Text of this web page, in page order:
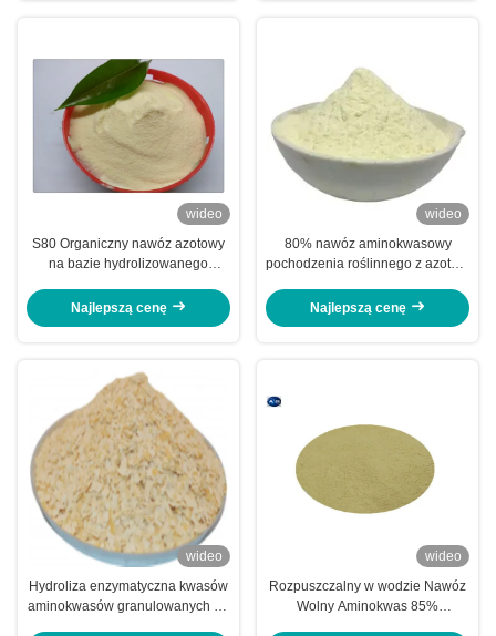
wideo
S80 Organiczny nawóz azotowy
na bazie hydrolizowanego
Najlepszą cenę
wideo
80% nawóz aminokwasowy
pochodzenia roślinnego z azotem
Najlepszą cenę
wideo
Hydroliza enzymatyczna kwasów
aminokwasów granulowanych do
wideo
Rozpuszczalny w wodzie Nawóz
Wolny Aminokwas 85%